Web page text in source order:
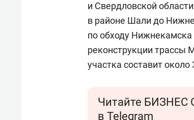
и Свердловской
в районе Шали до
по обходу
реконструкции трассы
участка составит
Читайте БИЗНЕС
в Telegram